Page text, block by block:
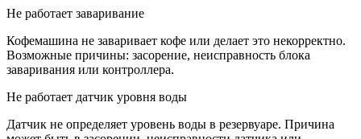
Не работает заваривание
Кофемашина не заваривает кофе или делает это некорректно.
Возможные причины: засорение, неисправность блока
заваривания или контроллера.
Не работает датчик уровня воды
Датчик не определяет уровень воды в резервуаре. Причина